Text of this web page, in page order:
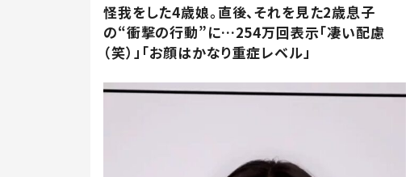
怪我をした4歳娘。直後、それを見た2歳息子
の“衝撃の行動”に…254万回表示「凄い配慮
（笑）」「お顔はかなり重症レベル」